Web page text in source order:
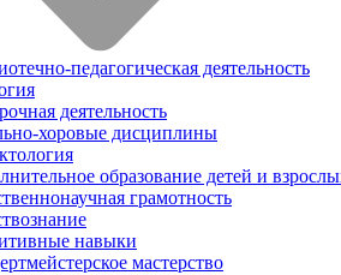
педагогическая деятельность
деятельность
хоровые дисциплины
образование детей и
грамотность
навыки
мастерство